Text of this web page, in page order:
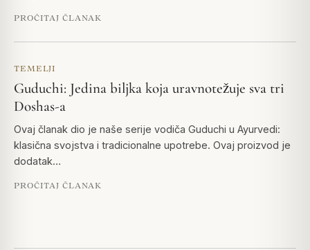
PROČITAJ ČLANAK
TEMELJI
Guduchi: Jedina biljka koja uravnotežuje sva tri
Doshas-a
Ovaj članak dio je naše serije vodiča Guduchi u Ayurvedi:
klasična svojstva i tradicionalne upotrebe. Ovaj proizvod je
dodatak…
PROČITAJ ČLANAK